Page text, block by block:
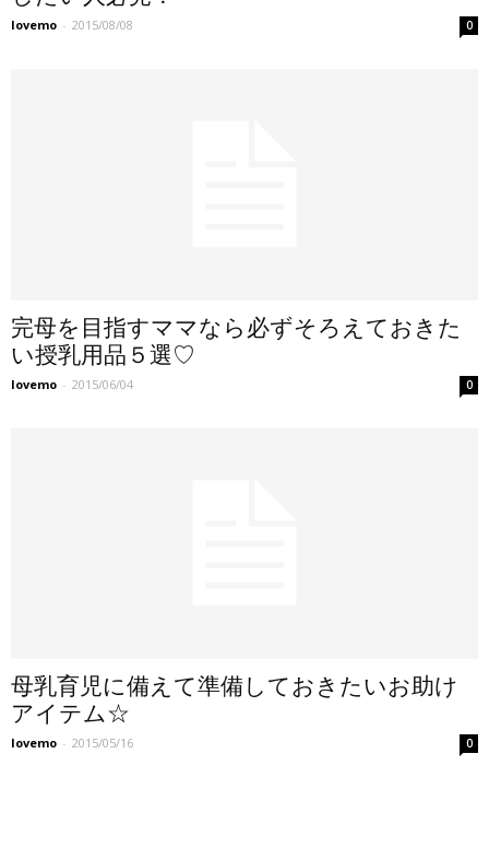
lovemo - 2015/08/08 0
完母を目指すママなら必ずそろえておきた
い授乳用品５選♡
lovemo - 2015/06/04 0
母乳育児に備えて準備しておきたいお助け
アイテム☆
lovemo - 2015/05/16 0